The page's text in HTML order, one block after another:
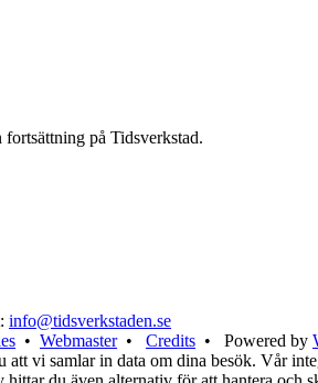
på Tidsverkstad.
info@tidsverkstaden.se
• Webmaster• Credits • Powered by
att vi samlar in data om dina besök. Vår